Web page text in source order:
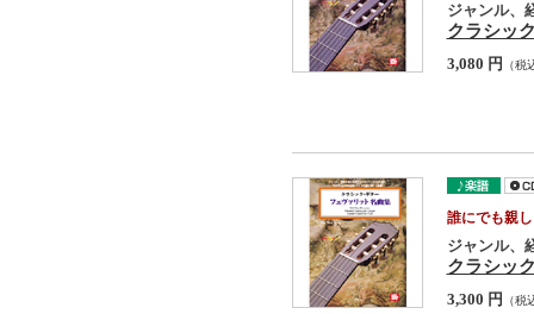
ジャンル、
クラシッ
3,080 円 （税
誰にでも親
ジャンル、
クラシッ
3,300 円 （税